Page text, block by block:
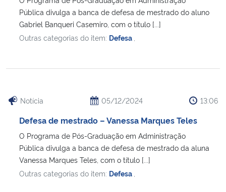
Pública divulga a banca de defesa de mestrado do aluno
Gabriel Banqueri Casemiro, com o título [...]
Outras categorias do item: Defesa
Notícia 05/12/2024 13:06
Defesa de mestrado – Vanessa Marques Teles
O Programa de Pós-Graduação em Administração
Pública divulga a banca de defesa de mestrado da aluna
Vanessa Marques Teles, com o título [...]
Outras categorias do item: Defesa